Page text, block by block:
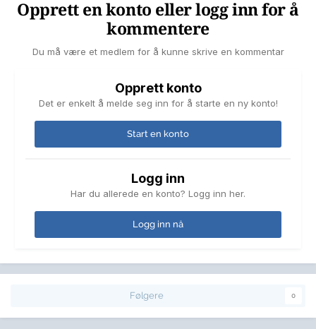
Opprett en konto eller logg inn for å
kommentere
Du må være et medlem for å kunne skrive en kommentar
Opprett konto
Det er enkelt å melde seg inn for å starte en ny konto!
Start en konto
Logg inn
Har du allerede en konto? Logg inn her.
Logg inn nå
Følgere 0